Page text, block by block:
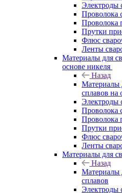
Электроды
Проволока
Проволока
Прутки
Флюс
Ленты
Материалы для
основе никеля
Назад
Материалы
сплавов на
Электроды
Проволока
Проволока
Прутки
Флюс
Ленты
Материалы для
Назад
Материалы
сплавов
Электроды